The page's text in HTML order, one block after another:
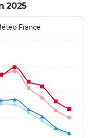
2025
France